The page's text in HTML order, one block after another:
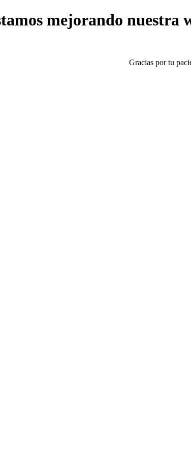
mejorando nuestra
Gracias por tu